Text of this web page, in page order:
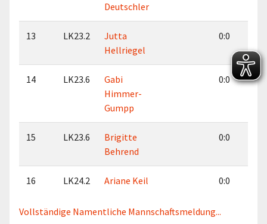
Deutschler
13 LK23.2
Jutta
Hellriegel
0:0
14 LK23.6
Gabi
Himmer-
Gumpp
0:0
15 LK23.6
Brigitte
Behrend
0:0
16 LK24.2 Ariane Keil 0:0
Vollständige Namentliche Mannschaftsmeldung...